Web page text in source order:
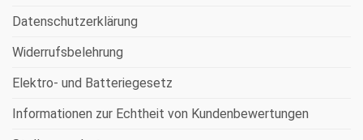
Datenschutzerklärung
Widerrufsbelehrung
Elektro- und Batteriegesetz
Informationen zur Echtheit von Kundenbewertungen